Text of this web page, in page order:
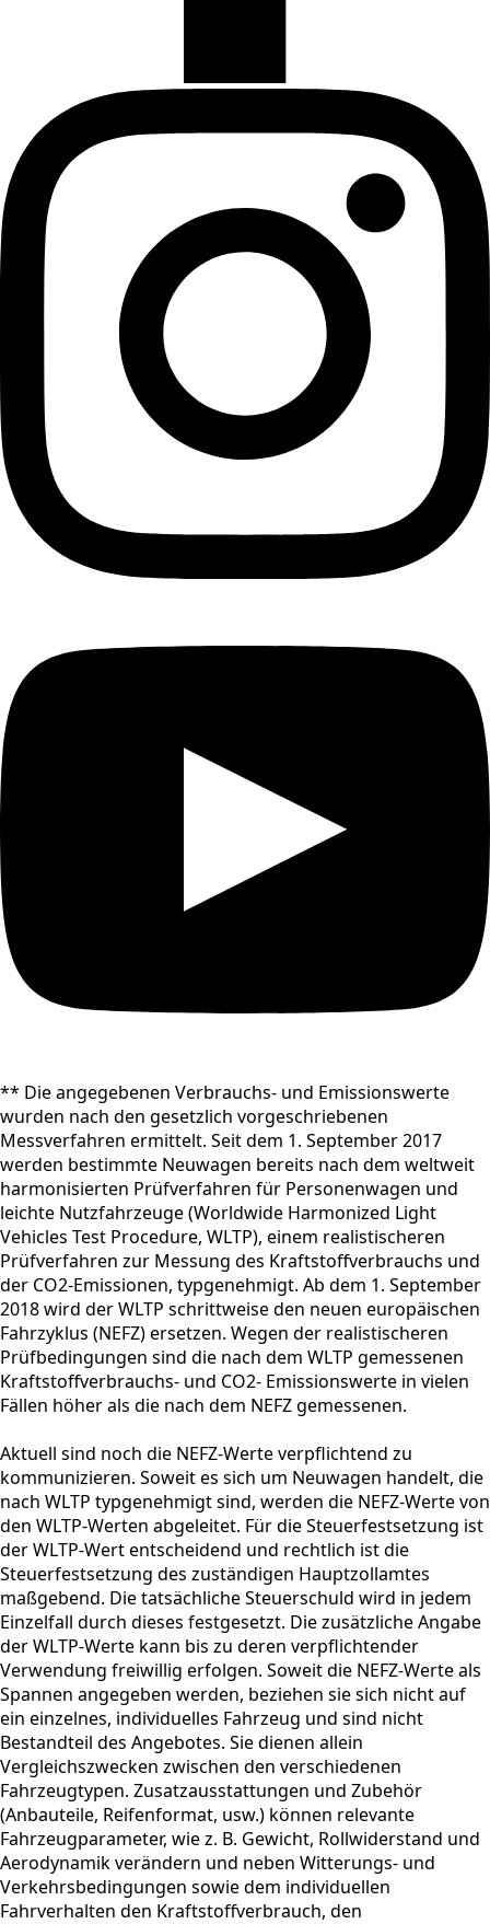
** Die angegebenen Verbrauchs- und Emissionswerte
wurden nach den gesetzlich vorgeschriebenen
Messverfahren ermittelt. Seit dem 1. September 2017
werden bestimmte Neuwagen bereits nach dem weltweit
harmonisierten Prüfverfahren für Personenwagen und
leichte Nutzfahrzeuge (Worldwide Harmonized Light
Vehicles Test Procedure, WLTP), einem realistischeren
Prüfverfahren zur Messung des Kraftstoffverbrauchs und
der CO2-Emissionen, typgenehmigt. Ab dem 1. September
2018 wird der WLTP schrittweise den neuen europäischen
Fahrzyklus (NEFZ) ersetzen. Wegen der realistischeren
Prüfbedingungen sind die nach dem WLTP gemessenen
Kraftstoffverbrauchs- und CO2- Emissionswerte in vielen
Fällen höher als die nach dem NEFZ gemessenen.
Aktuell sind noch die NEFZ-Werte verpflichtend zu
kommunizieren. Soweit es sich um Neuwagen handelt, die
nach WLTP typgenehmigt sind, werden die NEFZ-Werte von
den WLTP-Werten abgeleitet. Für die Steuerfestsetzung ist
der WLTP-Wert entscheidend und rechtlich ist die
Steuerfestsetzung des zuständigen Hauptzollamtes
maßgebend. Die tatsächliche Steuerschuld wird in jedem
Einzelfall durch dieses festgesetzt. Die zusätzliche Angabe
der WLTP-Werte kann bis zu deren verpflichtender
Verwendung freiwillig erfolgen. Soweit die NEFZ-Werte als
Spannen angegeben werden, beziehen sie sich nicht auf
ein einzelnes, individuelles Fahrzeug und sind nicht
Bestandteil des Angebotes. Sie dienen allein
Vergleichszwecken zwischen den verschiedenen
Fahrzeugtypen. Zusatzausstattungen und Zubehör
(Anbauteile, Reifenformat, usw.) können relevante
Fahrzeugparameter, wie z. B. Gewicht, Rollwiderstand und
Aerodynamik verändern und neben Witterungs- und
Verkehrsbedingungen sowie dem individuellen
Fahrverhalten den Kraftstoffverbrauch, den